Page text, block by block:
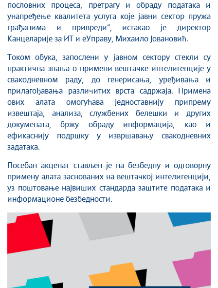
пословних процеса, претрагу и обраду података и
унапређење квалитета услуга које јавни сектор пружа
грађанима и привреди“, истакао је директор
Канцеларије за ИТ и еУправу, Михаило Јовановић.
Током обука, запослени у јавном сектору стекли су
практична знања о примени вештачке интелигенције у
свакодневном раду, до генерисања, уређивања и
прилагођавања различитих врста садржаја. Примена
ових алата омогућава једноставнију припрему
извештаја, анализа, службених белешки и других
докумената, бржу обраду информација, као и
ефикаснију подршку у извршавању свакодневних
задатака.
Посебан акценат стављен је на безбедну и одговорну
примену алата заснованих на вештачкој интелигенцији,
уз поштовање највиших стандарда заштите података и
информационе безбедности.